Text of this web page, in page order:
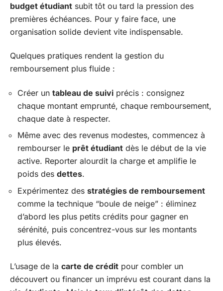
budget étudiant subit tôt ou tard la pression des
premières échéances. Pour y faire face, une
organisation solide devient vite indispensable.
Quelques pratiques rendent la gestion du
remboursement plus fluide :
Créer un tableau de suivi précis : consignez
chaque montant emprunté, chaque remboursement,
chaque date à respecter.
Même avec des revenus modestes, commencez à
rembourser le prêt étudiant dès le début de la vie
active. Reporter alourdit la charge et amplifie le
poids des dettes.
Expérimentez des stratégies de remboursement
comme la technique “boule de neige” : éliminez
d’abord les plus petits crédits pour gagner en
sérénité, puis concentrez-vous sur les montants
plus élevés.
L’usage de la carte de crédit pour combler un
découvert ou financer un imprévu est courant dans la